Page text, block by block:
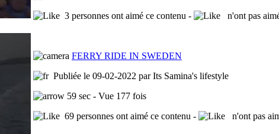
3 personnes ont aimé ce contenu -
n'ont pas
FERRY RIDE IN SWEDEN
Publiée le 09-02-2022 par Its Samina's lifestyle
59 sec - Vue 177 fois
69 personnes ont aimé ce contenu -
n'ont pas